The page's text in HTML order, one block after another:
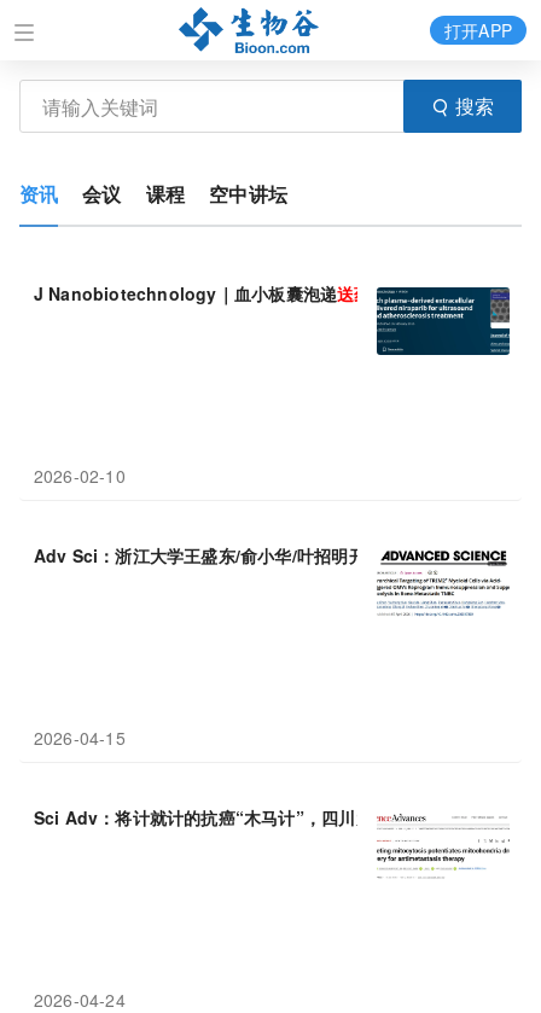
搜索
打开APP
资讯 会议 课程 空中讲坛
J Nanobiotechnology｜血小板囊泡递送药物实现精准诊疗
2026-02-10
Adv Sci：浙江大学王盛东/俞小华/叶招明开发智能纳米导弹，精准
2026-04-15
Sci Adv：将计就计的抗癌“木马计”，四川大学李炼/黄园利用肿瘤
2026-04-24